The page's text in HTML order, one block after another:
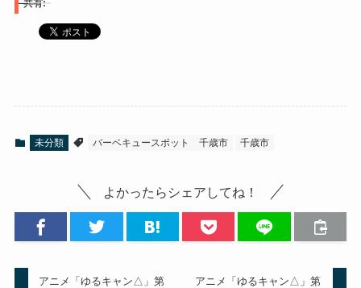
共有:
未分類 バーベキュースポット 千歳市 千歳市
よかったらシェアしてね！
アニメ「ゆるキャン△」第
アニメ「ゆるキャン△」第